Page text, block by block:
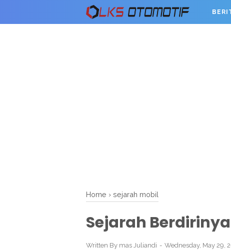
Home › sejarah mobil
Sejarah
Written By mas Juliandi Wednesday, May 29,